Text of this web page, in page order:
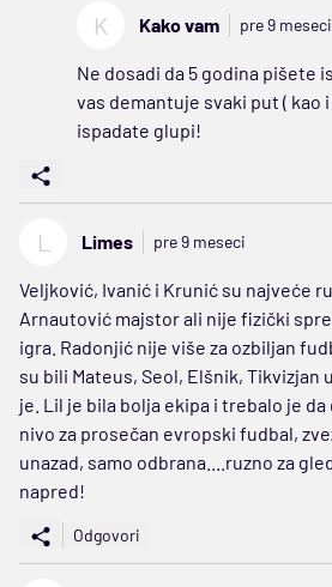
K Kako vam pre 9 meseci
Ne dosadi da 5 godina pišete
vas demantuje svaki put ( kao
ispadate glupi!
L Limes pre 9 meseci
Veljković, Ivanić i Krunić su najveće
Arnautović majstor ali nije fizički
igra. Radonjić nije više za ozbiljan
su bili Mateus, Seol, Elšnik, Tikvizjan
je. Lil je bila bolja ekipa i trebalo je
nivo za prosečan evropski fudbal,
unazad, samo odbrana....ruzno za
napred!
Odgovori